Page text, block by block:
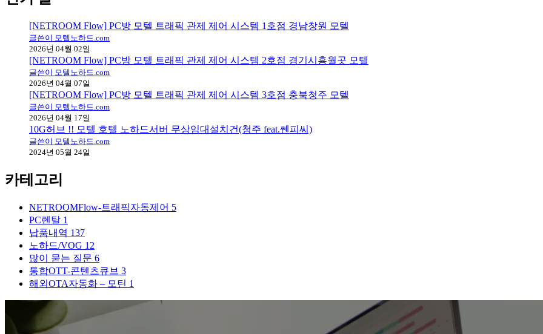
[NETROOM Flow] PC방 모텔 트래픽 관제 제어 시스템 1호점 경남창원 모텔
글쓴이 모텔노하드.com
2026년 04월 02일
[NETROOM Flow] PC방 모텔 트래픽 관제 제어 시스템 2호점 경기시흥월곳 모텔
글쓴이 모텔노하드.com
2026년 04월 07일
[NETROOM Flow] PC방 모텔 트래픽 관제 제어 시스템 3호점 충북청주 모텔
글쓴이 모텔노하드.com
2026년 04월 17일
10G허브 !! 모텔 호텔 노하드서버 무상임대설치건(청주 feat.쎈피씨)
글쓴이 모텔노하드.com
2024년 05월 24일
카테고리
NETROOMFlow-트래픽자동제어 5
PC렌탈 1
납품내역 137
노하드/VOG 12
많이 묻는 질문 6
통합OTT-콘텐츠큐브 3
해외OTA자동화 – 모틴 1